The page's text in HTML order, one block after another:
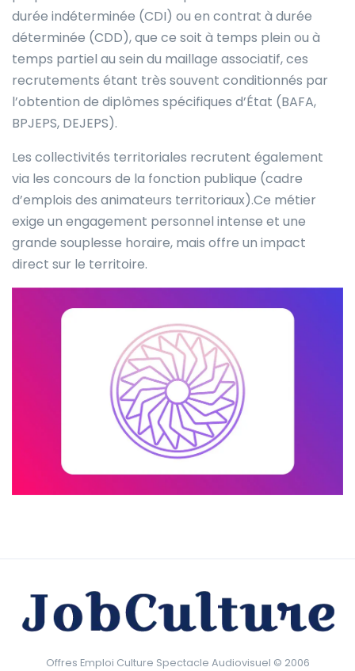
durée indéterminée (CDI) ou en contrat à durée
déterminée (CDD), que ce soit à temps plein ou à
temps partiel au sein du maillage associatif, ces
recrutements étant très souvent conditionnés par
l’obtention de diplômes spécifiques d’État (BAFA,
BPJEPS, DEJEPS).
Les collectivités territoriales recrutent également
via les concours de la fonction publique (cadre
d’emplois des animateurs territoriaux).Ce métier
exige un engagement personnel intense et une
grande souplesse horaire, mais offre un impact
direct sur le territoire.
Offres Emploi Culture Spectacle Audiovisuel © 2006